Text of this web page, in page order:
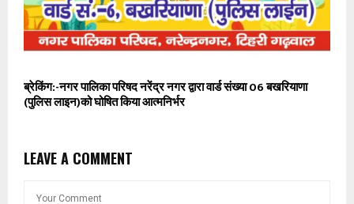
ब्रेकिंग:-नगर पालिका परिषद नरेंद्र नगर द्वारा वार्ड संख्या 06 बखरियाणा
(पुलिस लाइन)को घोषित किया आत्मनिर्भर
LEAVE A COMMENT